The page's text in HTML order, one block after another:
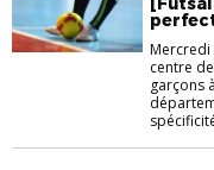
Mercredi
centre
garçons